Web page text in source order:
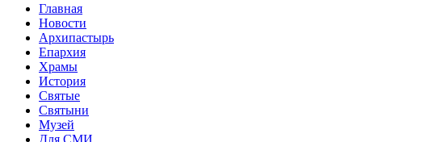
Главная
Новости
Архипастырь
Епархия
Храмы
История
Святые
Святыни
Музей
Для СМИ